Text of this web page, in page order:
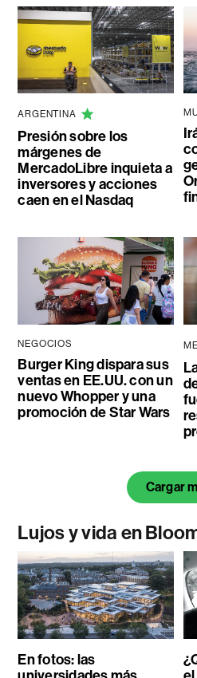
ARGENTINA
Presión sobre los
márgenes de
MercadoLibre inquieta a
inversores y acciones
caen en el Nasdaq
NEGOCIOS
Burger King dispara sus
ventas en EE.UU. con un
nuevo Whopper y una
promoción de Star Wars
Cargar
Lujos y vida en
En fotos: las